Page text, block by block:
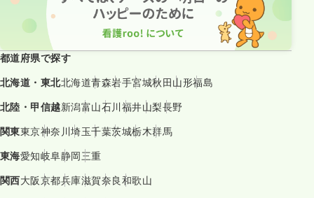
都道府県で探す
北海道・東北北海道青森岩手宮城秋田山形福島
北陸・甲信越新潟富山石川福井山梨長野
関東東京神奈川埼玉千葉茨城栃木群馬
東海愛知岐阜静岡三重
関西大阪京都兵庫滋賀奈良和歌山